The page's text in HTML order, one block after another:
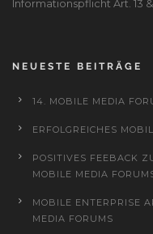
Informationspflicht Art. 13 &
NEUESTE BEITRÄGE
14. MOBILE MEDIA
ERFOLGREICHES
POSITIVES FEEBACK
MOBILE MEDIA
MOBILE ENTERPRISE
MEDIA FORUMS